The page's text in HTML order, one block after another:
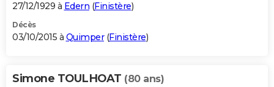
27/12/1929 à Edern (Finistère)
Décès
03/10/2015 à Quimper(Finistère)
Simone TOULHOAT (80 ans)